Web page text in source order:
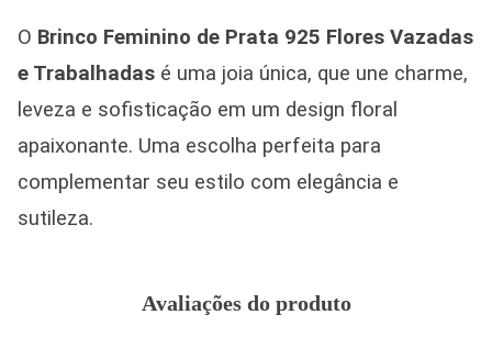
O Brinco Feminino de Prata 925 Flores Vazadas
e Trabalhadas é uma joia única, que une charme,
leveza e sofisticação em um design floral
apaixonante. Uma escolha perfeita para
complementar seu estilo com elegância e
sutileza.
Avaliações do produto